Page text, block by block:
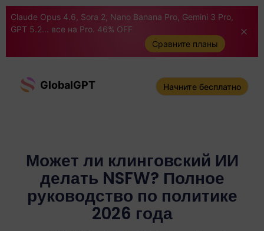
Claude Opus 4.6, Sora 2, Nano Banana Pro, Gemini 3 Pro,
GPT 5.2... все на Pro. 46% OFF
Сравните планы
GlobalGPT Начните бесплатно
Может ли клинговский ИИ
делать NSFW? Полное
руководство по политике
2026 года